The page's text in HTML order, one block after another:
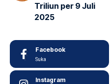
Triliun per 9 Juli
2025
Facebook
Suka
Instagram